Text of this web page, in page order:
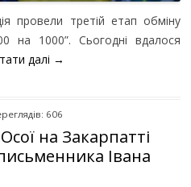
провели третій етап обміну
на 1000”. Сьогодні вдалося
далі →
606
на Закарпатті
Івана